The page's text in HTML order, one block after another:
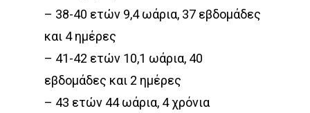
– 38-40 ετών 9,4 ωάρια, 37 εβδομάδες
και 4 ημέρες
– 41-42 ετών 10,1 ωάρια, 40
εβδομάδες και 2 ημέρες
– 43 ετών 44 ωάρια, 4 χρόνια